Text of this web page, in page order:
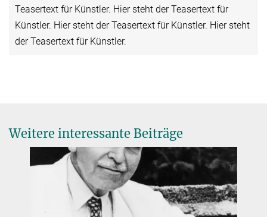
Teasertext für Künstler. Hier steht der Teasertext für
Künstler. Hier steht der Teasertext für Künstler. Hier steht
der Teasertext für Künstler.
Weitere interessante Beiträge